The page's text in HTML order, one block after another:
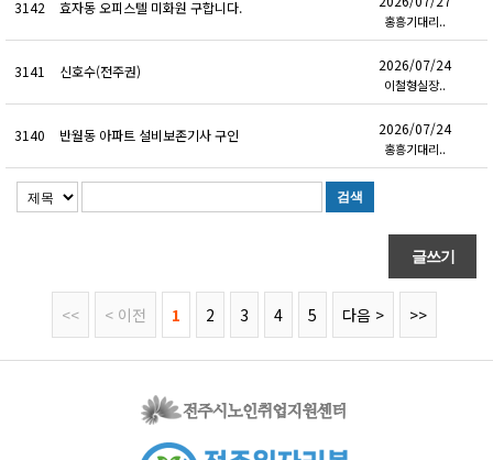
3142 효자동 오피스텔 미화원 구합니다.
홍흥기대리..
3141 신호수(전주권) 2026/07/24
이철형실장..
3140 반월동 아파트 설비보존기사 구인 2026/07/24
홍흥기대리..
<< < 이전 1 2 3 4 5 다음 > >>